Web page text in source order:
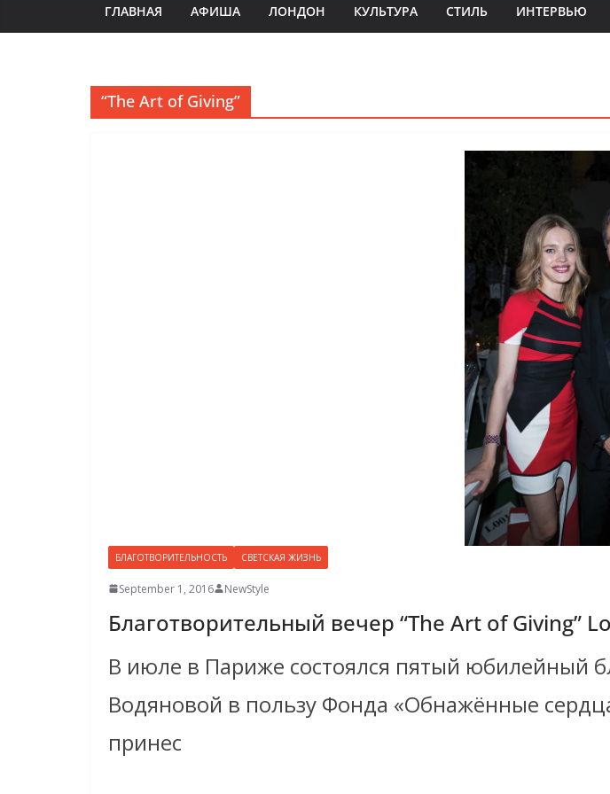
ГЛАВНАЯ АФИША ЛОНДОН КУЛЬТУРА СТИЛЬ ИНТЕРВЬЮ
“The Art of Giving”
БЛАГОТВОРИТЕЛЬНОСТЬ СВЕТСКАЯ ЖИЗНЬ
September 1, 2016 NewStyle
Благотворительный вечер “The Art of Giving”
В июле в Париже состоялся пятый юбилейный
Водяновой в пользу Фонда «Обнажённые
принес